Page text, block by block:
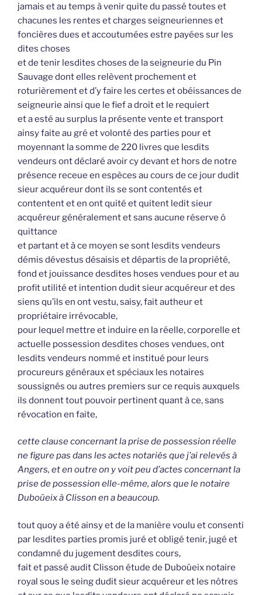
jamais et au temps à venir quite du passé toutes et
chacunes les rentes et charges seigneuriennes et
foncières dues et accoutumées estre payées sur les
dites choses
et de tenir lesdites choses de la seigneurie du Pin
Sauvage dont elles relèvent prochement et
roturièrement et d’y faire les certes et obéissances de
seigneurie ainsi que le fief a droit et le requiert
et a esté au surplus la présente vente et transport
ainsy faite au gré et volonté des parties pour et
moyennant la somme de 220 livres que lesdits
vendeurs ont déclaré avoir cy devant et hors de notre
présence receue en espèces au cours de ce jour dudit
sieur acquéreur dont ils se sont contentés et
contentent et en ont quité et quitent ledit sieur
acquéreur généralement et sans aucune réserve ô
quittance
et partant et à ce moyen se sont lesdits vendeurs
démis dévestus désaisis et départis de la propriété,
fond et jouissance desdites hoses vendues pour et au
profit utilité et intention dudit sieur acquéreur et des
siens qu’ils en ont vestu, saisy, fait autheur et
propriétaire irrévocable,
pour lequel mettre et induire en la réelle, corporelle et
actuelle possession desdites choses vendues, ont
lesdits vendeurs nommé et institué pour leurs
procureurs généraux et spéciaux les notaires
soussignés ou autres premiers sur ce requis auxquels
ils donnent tout pouvoir pertinent quant à ce, sans
révocation en faite,
cette clause concernant la prise de possession réelle
ne figure pas dans les actes notariés que j’ai relevés à
Angers, et en outre on y voit peu d’actes concernant la
prise de possession elle-même, alors que le notaire
Duboüeix à Clisson en a beaucoup.
tout quoy a été ainsy et de la manière voulu et consenti
par lesdites parties promis juré et obligé tenir, jugé et
condamné du jugement desdites cours,
fait et passé audit Clisson étude de Duboüeix notaire
royal sous le seing dudit sieur acquéreur et les nôtres